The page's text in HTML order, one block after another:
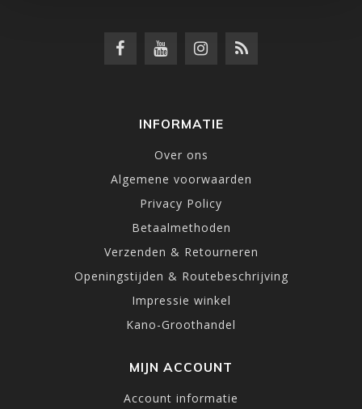
INFORMATIE
Over ons
Algemene voorwaarden
Privacy Policy
Betaalmethoden
Verzenden & Retourneren
Openingstijden & Routebeschrijving
Impressie winkel
Kano-Groothandel
MIJN ACCOUNT
Account informatie